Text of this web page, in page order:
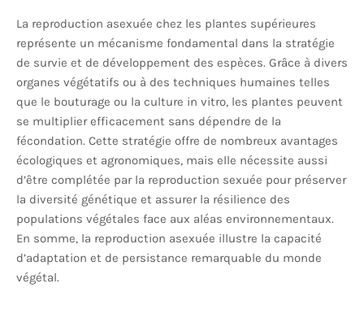
La reproduction asexuée chez les plantes supérieures
représente un mécanisme fondamental dans la stratégie
de survie et de développement des espèces. Grâce à divers
organes végétatifs ou à des techniques humaines telles
que le bouturage ou la culture in vitro, les plantes peuvent
se multiplier efficacement sans dépendre de la
fécondation. Cette stratégie offre de nombreux avantages
écologiques et agronomiques, mais elle nécessite aussi
d’être complétée par la reproduction sexuée pour préserver
la diversité génétique et assurer la résilience des
populations végétales face aux aléas environnementaux.
En somme, la reproduction asexuée illustre la capacité
d’adaptation et de persistance remarquable du monde
végétal.